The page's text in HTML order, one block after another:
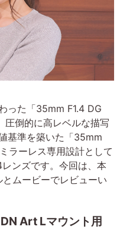
った「35mm F1.4 DG
倒的に高レベルな描写
基準を築いた「35mm
ラーレス専用設計として
ンズです。今回は、本
ムービーでレビューい
Art Lマウント用